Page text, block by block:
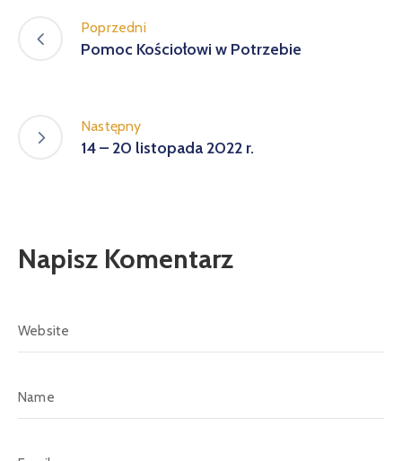
Poprzedni
Pomoc Kościołowi w Potrzebie
Następny
14 – 20 listopada 2022 r.
Napisz Komentarz